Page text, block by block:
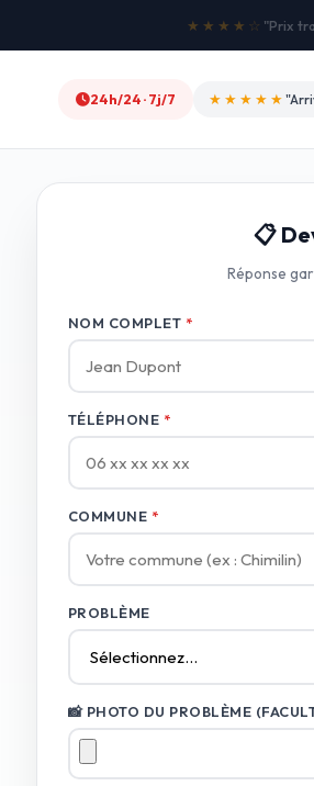
★★★★★
24h/24 · 7j/7 ★★★★★
📋
Réponse
NOM COMPLET *
TÉLÉPHONE *
COMMUNE *
PROBLÈME
📸 PHOTO DU PROBLÈME